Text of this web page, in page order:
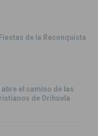
de la Reconquista
el camino de las
de Orihuela